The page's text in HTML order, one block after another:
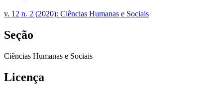
v. 12 n. 2 (2020): Ciências Humanas e Sociais
Seção
Ciências Humanas e Sociais
Licença